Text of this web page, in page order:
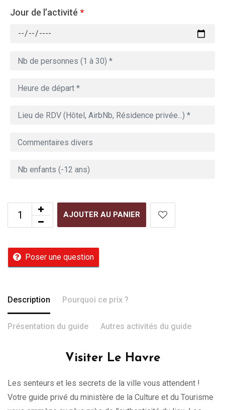
Jour de l’activité *
AJOUTER AU PANIER
Poser une question
Description Pourquoi ce prix ?
Présentation du guide Autres activités du guide
Visiter Le Havre
Les senteurs et les secrets de la ville vous attendent !
Votre guide privé du ministère de la Culture et du Tourisme